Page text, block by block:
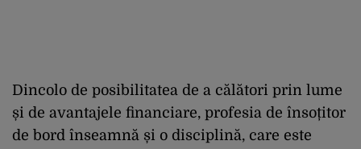
Dincolo de posibilitatea de a călători prin lume
și de avantajele financiare, profesia de însoțitor
de bord înseamnă și o disciplină, care este